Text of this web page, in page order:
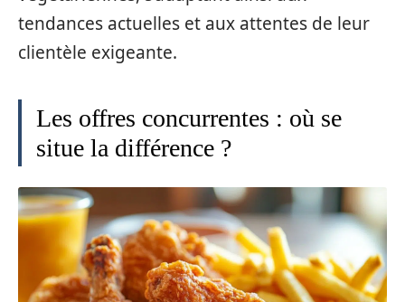
tendances actuelles et aux attentes de leur
clientèle exigeante.
Les offres concurrentes : où se
situe la différence ?